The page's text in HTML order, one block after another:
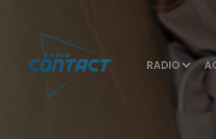
RADIO